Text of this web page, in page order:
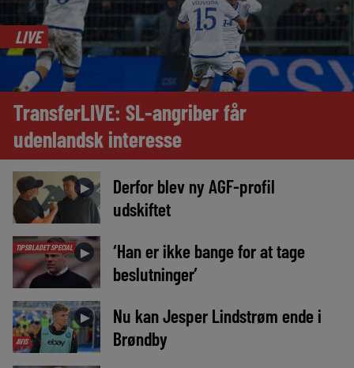
LIVE
TransferLIVE: SL-angriber får
udenlandsk interesse
►
Derfor blev ny AGF-profil
udskiftet
TIPSBLADET SPECIAL ►
‘Han er ikke bange for at tage
beslutninger’
AVIS
►
Nu kan Jesper Lindstrøm ende i
Brøndby